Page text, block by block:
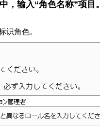
，输入“角色名称”项目。
识角色。